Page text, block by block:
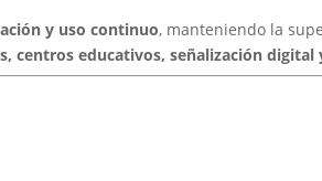
y uso continuo, manteniendo la
centros educativos, señalización digital